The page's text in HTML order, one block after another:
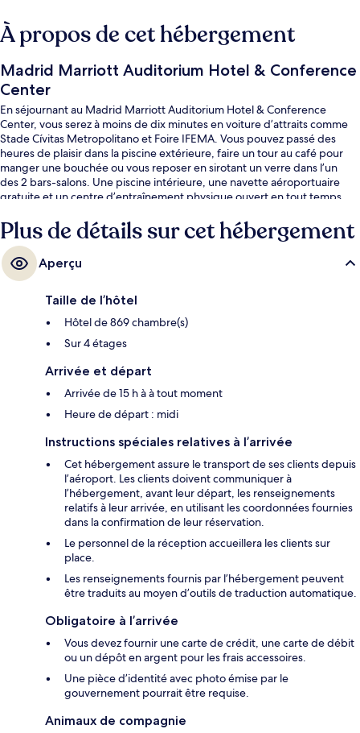
À propos de cet hébergement
Madrid Marriott Auditorium Hotel & Conference
Center
En séjournant au Madrid Marriott Auditorium Hotel & Conference
Center, vous serez à moins de dix minutes en voiture d’attraits comme
Stade Cívitas Metropolitano et Foire IFEMA. Vous pouvez passé des
heures de plaisir dans la piscine extérieure, faire un tour au café pour
manger une bouchée ou vous reposer en sirotant un verre dans l’un
des 2 bars-salons. Une piscine intérieure, une navette aéroportuaire
gratuite et un centre d’entraînement physique ouvert en tout temps
apprécient vraiment les lits confortables et le personnel serviable.
Plus de détails sur cet hébergement
Aperçu
Taille de l’hôtel
Hôtel de 869 chambre(s)
Sur 4 étages
Arrivée et départ
Arrivée de 15 h à à tout moment
Heure de départ : midi
Instructions spéciales relatives à l’arrivée
Cet hébergement assure le transport de ses clients depuis
l’aéroport. Les clients doivent communiquer à
l’hébergement, avant leur départ, les renseignements
relatifs à leur arrivée, en utilisant les coordonnées fournies
dans la confirmation de leur réservation.
Le personnel de la réception accueillera les clients sur
place.
Les renseignements fournis par l’hébergement peuvent
être traduits au moyen d’outils de traduction automatique.
Obligatoire à l’arrivée
Vous devez fournir une carte de crédit, une carte de débit
ou un dépôt en argent pour les frais accessoires.
Une pièce d’identité avec photo émise par le
gouvernement pourrait être requise.
Animaux de compagnie